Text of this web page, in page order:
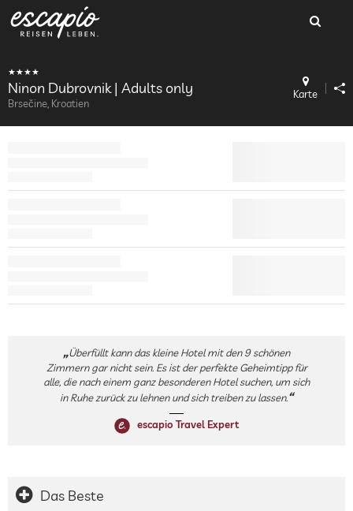
Ninon Dubrovnik | Adults only
Brsečine, Kroatien
Karte
Überfüllt kann das kleine Hotel mit den 9 schönen
Zimmern gar nicht sein. Es ist der perfekte Geheimtipp für
alle, die nach einem ganz besonderen Hotel suchen, um sich
in Ruhe zurück zu lehnen und sich treiben zu lassen.
escapio Travel Expert
Das Beste